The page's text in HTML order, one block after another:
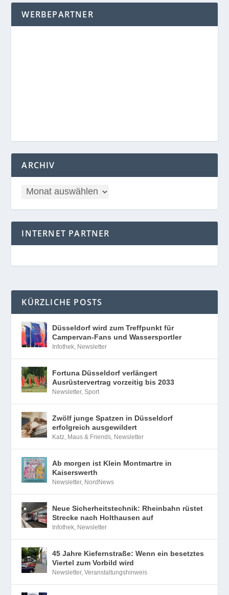
WERBEPARTNER
ARCHIV
INTERNET PARTNER
KÜRZLICHE POSTS
Düsseldorf wird zum Treffpunkt für
Campervan-Fans und Wassersportler
Infothek Newsletter
Fortuna Düsseldorf verlängert
Ausrüstervertrag vorzeitig bis 2033
Newsletter,Sport
Zwölf junge Spatzen in Düsseldorf
erfolgreich ausgewildert
Katz, Maus & Friends Newsletter
Ab morgen ist Klein Montmartre in
Kaiserswerth
Newsletter, NordNews
Neue Sicherheitstechnik: Rheinbahn rüstet
Strecke nach Holthausen auf
Infothek Newsletter
45 Jahre Kiefernstraße: Wenn ein besetztes
Viertel zum Vorbild wird
Newsletter,Veranstaltungshinweis